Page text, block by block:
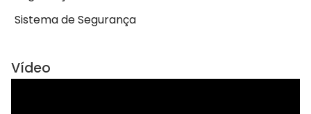
Sistema de Segurança
Vídeo